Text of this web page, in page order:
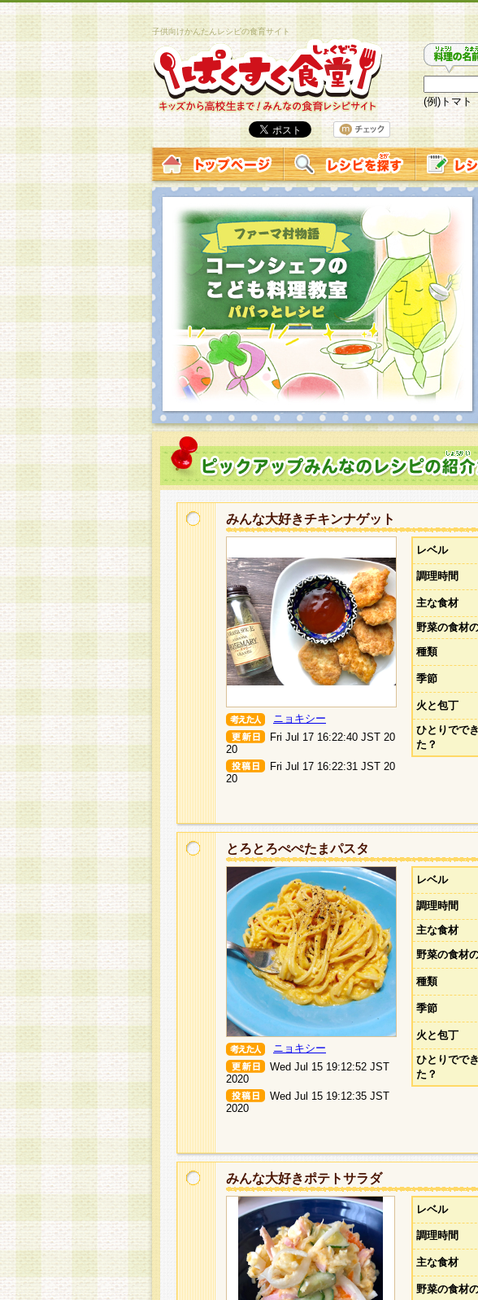
子供向けかんたんレシピの食育サイト
(例)トマ
みんな大好きチキンナゲット
ニョキシー
Fri Jul 17 16:22:40 JST 20
20
Fri Jul 17 16:22:31 JST 20
20
レベル
調理時間
主な食材
野菜の食材
種類
季節
火と包丁
ひとりででき
た？
とろとろぺぺたまパスタ
ニョキシー
Wed Jul 15 19:12:52 JST
2020
Wed Jul 15 19:12:35 JST
2020
レベル
調理時間
主な食材
野菜の食材
種類
季節
火と包丁
ひとりででき
た？
みんな大好きポテトサラダ
レベル
調理時間
主な食材
野菜の食材